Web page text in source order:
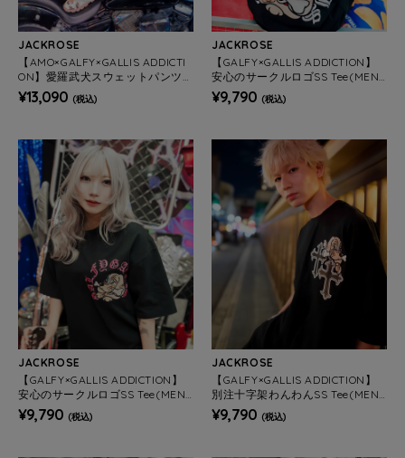
JACKROSE
【AMO×GALFY×GALLIS ADDICTI
ON】愛羅武犬スウェットパンツ
(MENS/WOMENS)
¥13,090 (税込)
JACKROSE
【GALFY×GALLIS ADDICTION】
安心のサークルロゴSS Tee(MEN
S/WOMENS)
¥9,790 (税込)
JACKROSE
【GALFY×GALLIS ADDICTION】
安心のサークルロゴSS Tee(MEN
S/WOMENS)
¥9,790 (税込)
JACKROSE
【GALFY×GALLIS ADDICTION】
別注十字架わんわんSS Tee(MEN
S/WOMENS)
¥9,790 (税込)